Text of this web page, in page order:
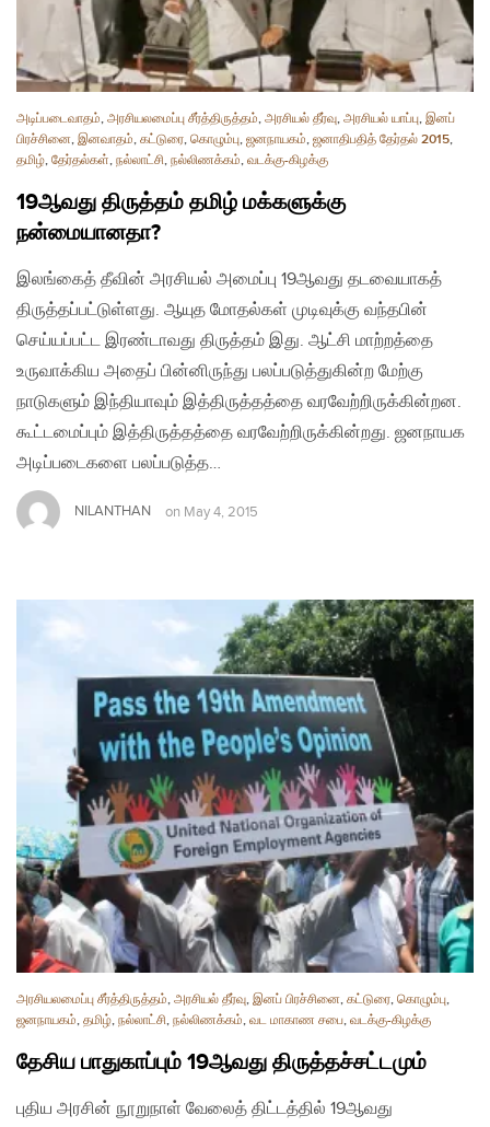
அடிப்படைவாதம், அரசியலமைப்பு சீர்த்திருத்தம், அரசியல் தீர்வு, அரசியல் யாப்பு, இனப்
பிரச்சினை, இனவாதம், கட்டுரை, கொழும்பு, ஜனநாயகம், ஜனாதிபதித் தேர்தல் 2015,
தமிழ், தேர்தல்கள், நல்லாட்சி, நல்லிணக்கம், வடக்கு-கிழக்கு
19ஆவது திருத்தம் தமிழ் மக்களுக்கு
நன்மையானதா?
இலங்கைத் தீவின் அரசியல் அமைப்பு 19ஆவது தடவையாகத்
திருத்தப்பட்டுள்ளது. ஆயுத மோதல்கள் முடிவுக்கு வந்தபின்
செய்யப்பட்ட இரண்டாவது திருத்தம் இது. ஆட்சி மாற்றத்தை
உருவாக்கிய அதைப் பின்னிருந்து பலப்படுத்துகின்ற மேற்கு
நாடுகளும் இந்தியாவும் இத்திருத்தத்தை வரவேற்றிருக்கின்றன.
கூட்டமைப்பும் இத்திருத்தத்தை வரவேற்றிருக்கின்றது. ஜனநாயக
அடிப்படைகளை பலப்படுத்த…
NILANTHAN on May 4, 2015
அரசியலமைப்பு சீர்த்திருத்தம், அரசியல் தீர்வு, இனப் பிரச்சினை, கட்டுரை, கொழும்பு,
ஜனநாயகம், தமிழ், நல்லாட்சி, நல்லிணக்கம், வட மாகாண சபை, வடக்கு-கிழக்கு
தேசிய பாதுகாப்பும் 19ஆவது திருத்தச்சட்டமும்
புதிய அரசின் நூறுநாள் வேலைத் திட்டத்தில் 19ஆவது